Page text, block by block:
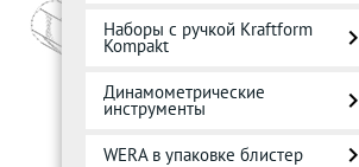
Наборы с ручкой Kraftform
Kompakt
Динамометрические
инструменты
WERA в упаковке блистер